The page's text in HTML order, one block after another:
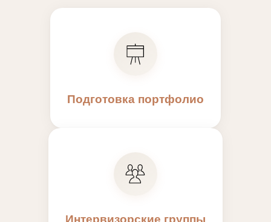
Подготовка портфолио
Интервизорские группы